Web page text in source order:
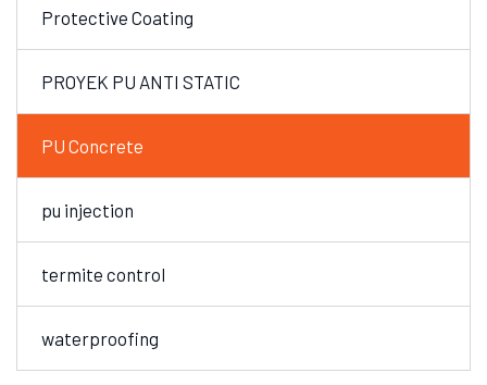
Protective Coating
PROYEK PU ANTI STATIC
PU Concrete
pu injection
termite control
waterproofing